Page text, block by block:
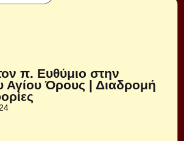
π. Ευθύμιο στην
Αγίου Όρους | Διαδρομή